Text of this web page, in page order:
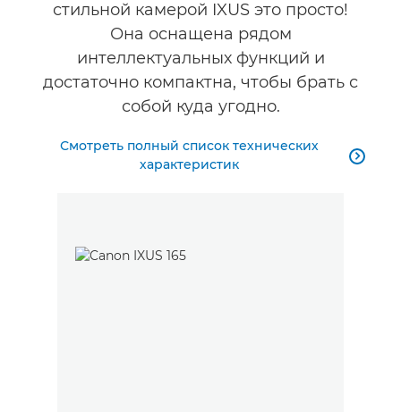
стильной камерой IXUS это просто!
Она оснащена рядом
интеллектуальных функций и
достаточно компактна, чтобы брать с
собой куда угодно.
Смотреть полный список технических
характеристик
